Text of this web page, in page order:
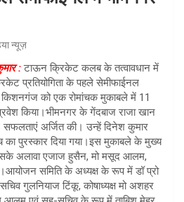
न्यूज़
:टाऊन क्रिकेट कलब के तत्वावधान में
प्रतियोगिता के पहले सेमीफाईनल
को एक रोमांचक मुकाबले में 11
किया।भीमनगर के गेंदबाज राजा खान
सफलताएं अर्जित की। उन्हें दिनेश कुमार
का पुरस्कार दिया गया।इस मुकाबले के मुख्य
अलावा एजाज हुसैन, मो मसूद आलम,
समिति के अध्यक्ष के रूप में डॉ प्रो
गुलनियाज टिंकू, कोषाध्यक्ष मो अशहर